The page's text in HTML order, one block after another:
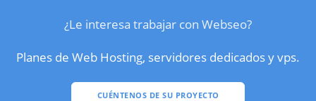
¿Le interesa trabajar con Webseo?
Planes de Web Hosting, servidores dedicados y vps.
CUÉNTENOS DE SU PROYECTO